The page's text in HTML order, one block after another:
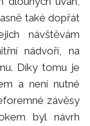
také dopřát
návštěvám
nádvoří, na
Díky tomu je
a není nutné
závěsy
byl návrh